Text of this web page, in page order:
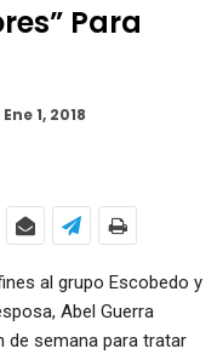
Para
Ene 1, 2018
al grupo Escobedo y
Abel Guerra
de semana para tratar